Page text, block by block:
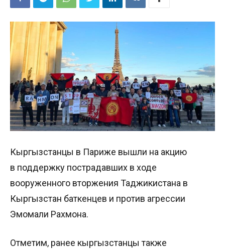
Кыргызстанцы в Париже вышли на акцию
в поддержку пострадавших в ходе
вооруженного вторжения Таджикистана в
Кыргызстан баткенцев и против агрессии
Эмомали Рахмона.
Отметим, ранее кыргызстанцы также